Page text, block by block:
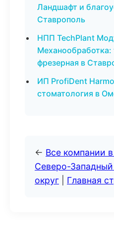
Ландшафт и
Ставрополь
НПП TechPlant
Механообработка:
фрезерная в
ИП ProfiDent
стоматология в
← Все компании
Северо-
округ
Главная